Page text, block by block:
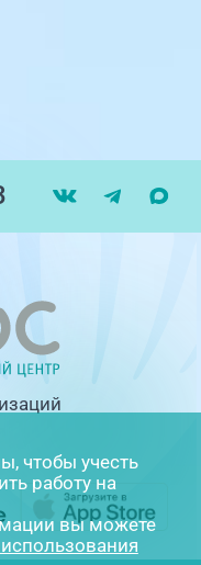
2, строение 1
чтобы учесть
работу на
вы можете